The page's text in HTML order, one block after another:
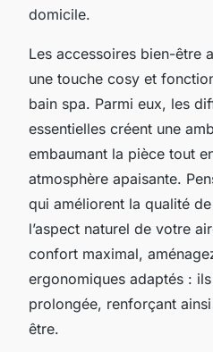
domicile.
Les accessoires bien-être
une touche cosy et
bain spa. Parmi eux, les
essentielles créent une
embaumant la pièce tout
atmosphère apaisante.
qui améliorent la qualité
l’aspect naturel de votre
confort maximal,
ergonomiques adaptés :
prolongée, renforçant
être.